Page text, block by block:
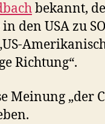
bekannt,
den USA zu
Richtung“.
„der